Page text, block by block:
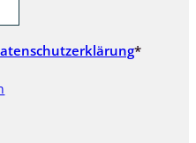
*